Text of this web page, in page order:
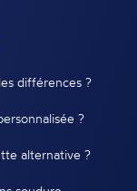
différences ?
?
alternative ?